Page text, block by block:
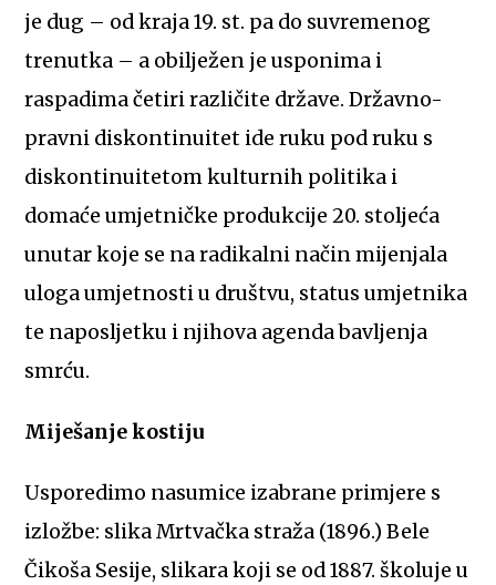
je dug – od kraja 19. st. pa do suvremenog
trenutka – a obilježen je usponima i
raspadima četiri različite države. Državno-
pravni diskontinuitet ide ruku pod ruku s
diskontinuitetom kulturnih politika i
domaće umjetničke produkcije 20. stoljeća
unutar koje se na radikalni način mijenjala
uloga umjetnosti u društvu, status umjetnika
te naposljetku i njihova agenda bavljenja
smrću.
Miješanje kostiju
Usporedimo nasumice izabrane primjere s
izložbe: slika Mrtvačka straža (1896.) Bele
Čikoša Sesije, slikara koji se od 1887. školuje u